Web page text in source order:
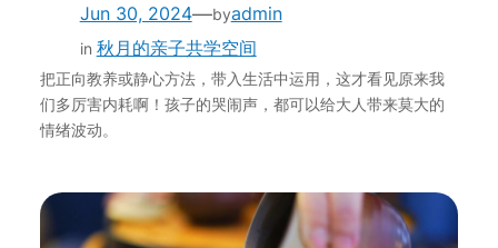
Jun 30, 2024—byadmin
in 秋月的亲子共学空间
把正向教养或静心方法，带入生活中运用，这才看见原来我
们多厉害内耗啊！孩子的哭闹声，都可以给大人带来莫大的
情绪波动。